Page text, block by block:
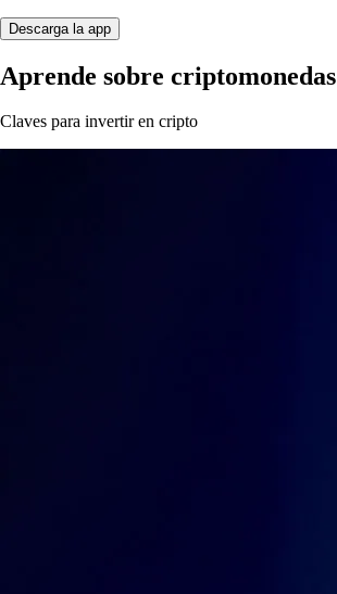
Descarga la app
Aprende sobre criptomonedas
Claves para invertir en cripto